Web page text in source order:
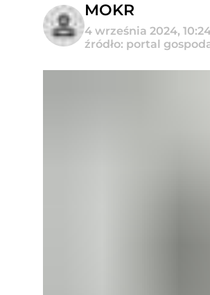
MOKR
4 września 2024,
źródło: portal